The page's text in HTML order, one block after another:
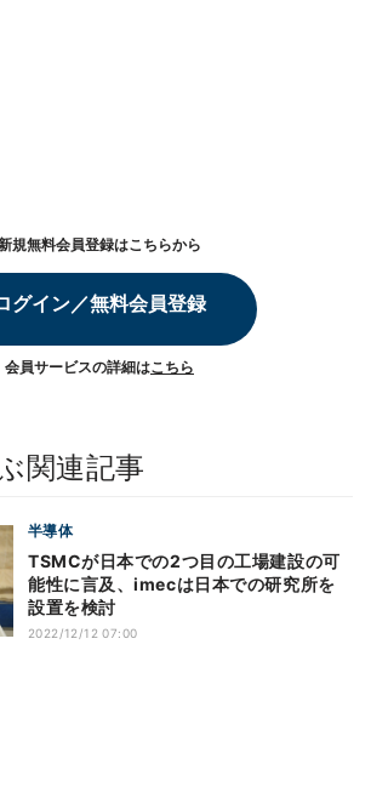
規無料会員登録はこちらから
グイン／無料会員登録
会員サービスの詳細はこちら
関連記事
半導体
TSMCが日本での2つ目の工場建設の可
能性に言及、imecは日本での研究所を
設置を検討
2022/12/12 07:00